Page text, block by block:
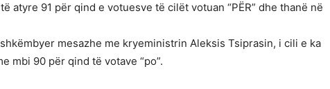
atyre 91 për qind e votuesve të cilët votuan “PËR” dhe thanë në
mesazhe me kryeministrin Aleksis Tsiprasin, i cili e ka
mbi 90 për qind të votave “po”.